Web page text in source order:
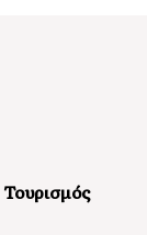
Τουρισμός